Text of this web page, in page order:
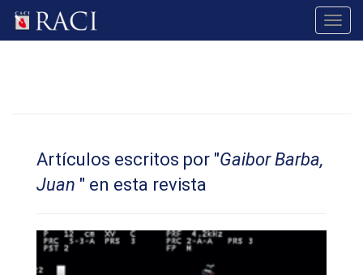
Artículos escritos por "Gaibor Barba,
Juan " en esta revista